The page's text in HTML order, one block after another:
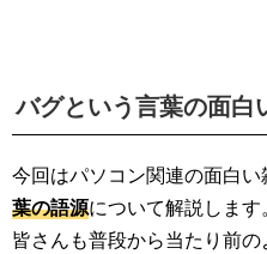
バグという言葉の面白
今回はパソコン関連の面白い
葉の語源について解説します。
皆さんも普段から当たり前